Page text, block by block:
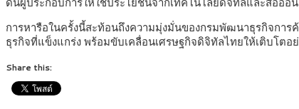
การหารือในครั้งนี้สะท้อนถึงความมุ่งมั่นของกรมพัฒนาธุรกิจการ
ธุรกิจที่แข็งแกร่ง พร้อมขับเคลื่อนเศรษฐกิจดิจิทัลไทยให้เติบโต
Share this: